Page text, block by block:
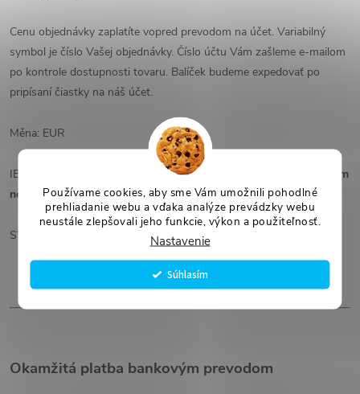
Používame cookies, aby sme Vám umožnili pohodlné
prehliadanie webu a vďaka analýze prevádzky webu
neustále zlepšovali jeho funkcie, výkon a použiteľnosť.
Nastavenie
Súhlasím
Cenu objednávky zaplatíte vopred prevodom na účet. Variabilný
symbol je číslo Vašej objednávky. Číslo účtu Vám zašleme e-mailom
po kontrole dostupnosti tovaru. Balíček budeme expedovať po
pripísaní čiastky na náš účet.
Měna: EUR
IBAN: CZ7420100000002401422713 - Prosíme
neplaťte kým Vám
nepríde email s potvrdením objednávkya detaily k platbe.
SWIFT kód BIC: FIOBCZPPXXX
Okamžitá platba bankovým prevodom